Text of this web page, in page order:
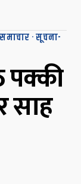
समाचार ·सूचना-
पक्की
साह